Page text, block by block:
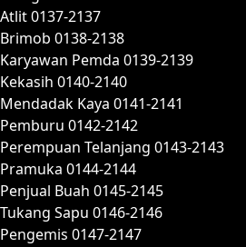
Atlit 0137-2137
Brimob 0138-2138
Karyawan Pemda 0139-2139
Kekasih 0140-2140
Mendadak Kaya 0141-2141
Pemburu 0142-2142
Perempuan Telanjang 0143-2143
Pramuka 0144-2144
Penjual Buah 0145-2145
Tukang Sapu 0146-2146
Pengemis 0147-2147